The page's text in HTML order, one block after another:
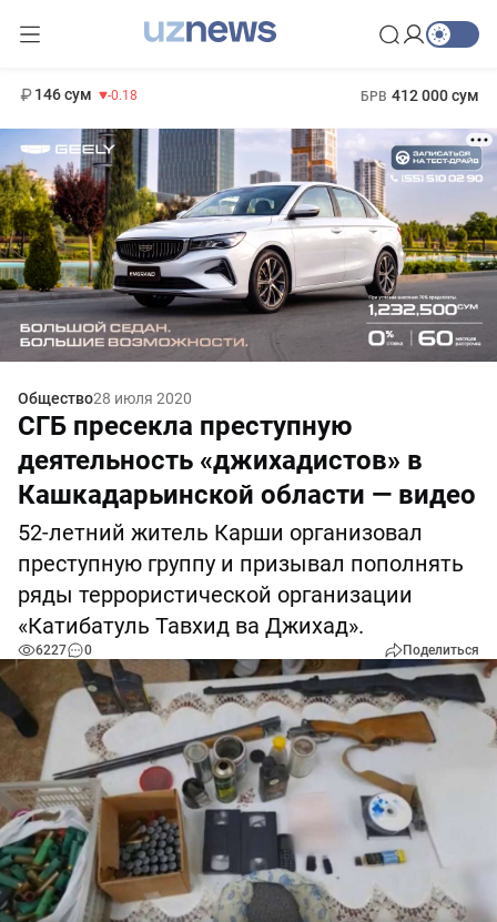
146 сум -0.18 БРВ 412 000 сум
Общество28 июля 2020
СГБ пресекла преступную
деятельность «джихадистов» в
Кашкадарьинской области — видео
52-летний житель Карши организовал
преступную группу и призывал пополнять
ряды террористической организации
«Катибатуль Тавхид ва Джихад».
6227 0 Поделиться